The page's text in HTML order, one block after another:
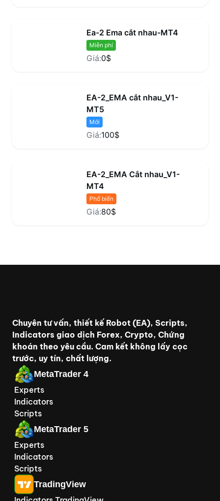
Ea-2 Ema cắt nhau-MT4
Miễn phí
Giá:0$
EA-2_EMA cắt nhau_V1-
MT5
Mới
Giá:100$
EA-2_EMA Cắt nhau_V1-
MT4
Phổ biến
Giá:80$
Chuyên tư vấn, thiết kế Robot (EA), Scripts,
Indicators giao dịch Forex, Crypto, Chứng
khoán theo yêu cầu. Cam kết không lấy cọc
trước, uy tín, chất lượng.
MetaTrader 4
Experts
Indicators
Scripts
MetaTrader 5
Experts
Indicators
Scripts
TradingView